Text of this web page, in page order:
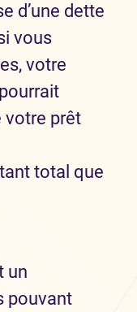
d’une dette
vous
votre
votre prêt
total que
un
pouvant